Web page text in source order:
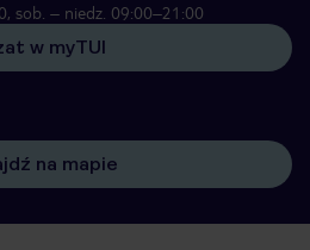
sob. – niedz. 09:00–21:00
w myTUI
na mapie